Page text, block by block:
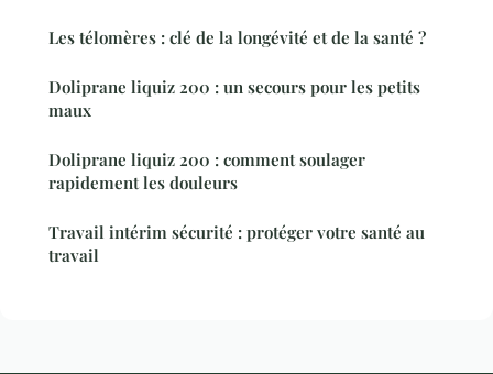
Les télomères : clé de la longévité et de la santé ?
Doliprane liquiz 200 : un secours pour les petits
maux
Doliprane liquiz 200 : comment soulager
rapidement les douleurs
Travail intérim sécurité : protéger votre santé au
travail